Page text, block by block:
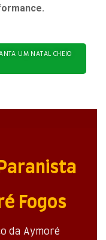
UM NATAL CHEIO
Fogos
da Aymoré